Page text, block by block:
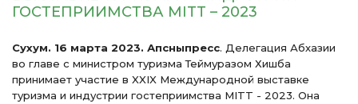
ГОСТЕПРИИМСТВА MITT – 2023
Сухум. 16 марта 2023. Апсныпресс. Делегация Абхазии
во главе с министром туризма Теймуразом Хишба
принимает участие в XXIX Международной выставке
туризма и индустрии гостеприимства MITT - 2023. Она